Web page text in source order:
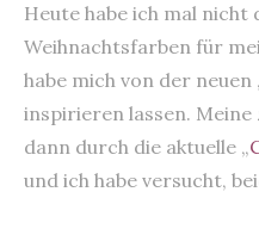
Heute habe ich mal nicht
Weihnachtsfarben für
habe mich von der neuen
inspirieren lassen.
dann durch die aktuelle „
und ich habe versucht,